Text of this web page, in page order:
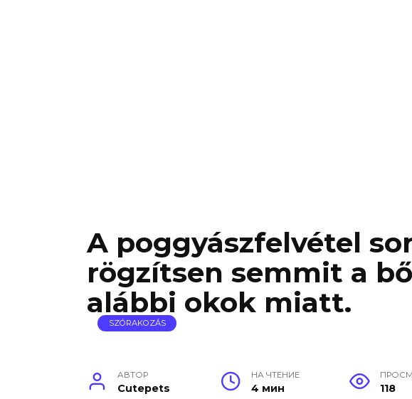
A poggyászfelvétel
rögzítsen semmit a
alábbi okok miatt.
SZÓRAKOZÁS
АВТОР
Cutepets
НА ЧТЕНИЕ
4 мин 118